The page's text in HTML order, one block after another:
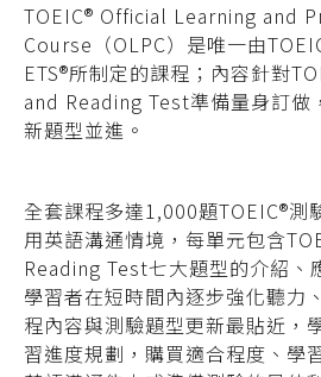
TOEIC® Official Learning and
Course（OLPC）是唯一由
ETS®所制定的課程；內容針對
and Reading Test準備量身訂做
新題型並進。
全套課程多達1,000題TOEIC®測
用英語溝通情境，每單元包含
Reading Test七大題型的介紹、
學習者在短時間內逐步強化聽力
程內容與測驗題型更新最貼近，
習進度規劃，購買適合程度、學